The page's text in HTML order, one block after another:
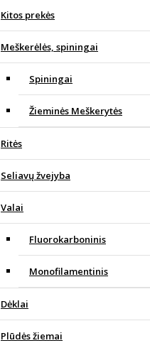
Kitos prekės
Meškerėlės, spiningai
Spiningai
Žieminės Meškerytės
Ritės
Seliavų žvejyba
Valai
Fluorokarboninis
Monofilamentinis
Dėklai
Plūdės žiemai